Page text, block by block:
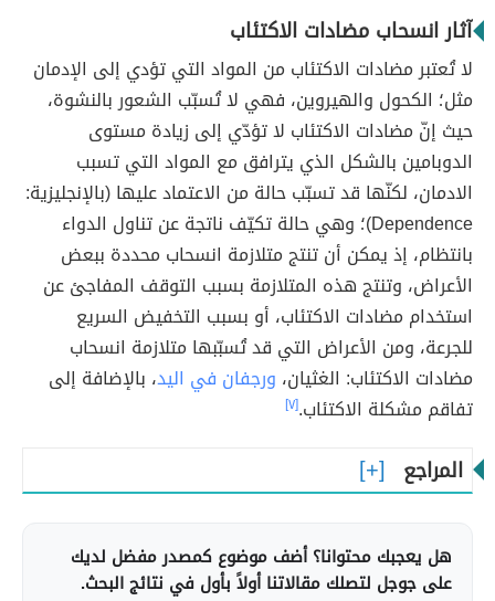
آثار انسحاب مضادات الاكتئاب
لا تُعتبر مضادات الاكتئاب من المواد التي تؤدي إلى الإدمان
مثل؛ الكحول والهيروين، فهي لا تُسبّب الشعور بالنشوة،
حيث إنّ مضادات الاكتئاب لا تؤدّي إلى زيادة مستوى
الدوبامين بالشكل الذي يترافق مع المواد التي تسبب
الادمان، لكنّها قد تسبّب حالة من الاعتماد عليها (بالإنجليزية:
Dependence)؛ وهي حالة تكيّف ناتجة عن تناول الدواء
بانتظام، إذ يمكن أن تنتج متلازمة انسحاب محددة ببعض
الأعراض، وتنتج هذه المتلازمة بسبب التوقف المفاجئ عن
استخدام مضادات الاكتئاب، أو بسبب التخفيض السريع
للجرعة، ومن الأعراض التي قد تُسبّبها متلازمة انسحاب
مضادات الاكتئاب: الغثيان، ورجفان في اليد، بالإضافة إلى
تفاقم مشكلة الاكتئاب.[٧]
المراجع
هل يعجبك محتوانا؟ أضف موضوع كمصدر مفضل لديك
على جوجل لتصلك مقالاتنا أولاً بأول في نتائج البحث.